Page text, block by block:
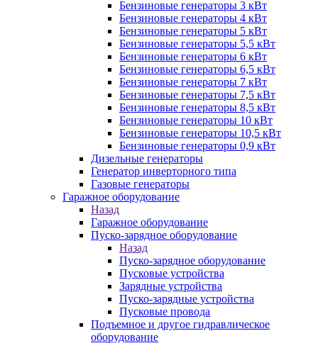
Бензиновые генераторы 3 кВт
Бензиновые генераторы 4 кВт
Бензиновые генераторы 5 кВт
Бензиновые генераторы 5,5 кВт
Бензиновые генераторы 6 кВт
Бензиновые генераторы 6,5 кВт
Бензиновые генераторы 7 кВт
Бензиновые генераторы 7,5 кВт
Бензиновые генераторы 8,5 кВт
Бензиновые генераторы 10 кВт
Бензиновые генераторы 10,5 кВт
Бензиновые генераторы 0,9 кВт
Дизельные генераторы
Генератор инверторного типа
Газовые генераторы
Гаражное оборудование
Назад
Гаражное оборудование
Пуско-зарядное оборудование
Назад
Пуско-зарядное оборудование
Пусковые устройства
Зарядные устройства
Пуско-зарядные устройства
Пусковые провода
Подъемное и другое гидравлическое
оборудование